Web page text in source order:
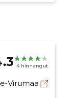
4 hinnangut
Virumaa